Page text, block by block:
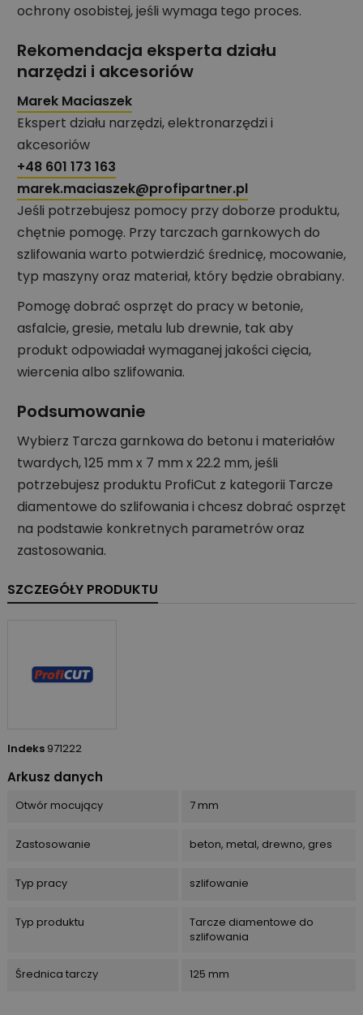
ochrony osobistej, jeśli wymaga tego proces.
Rekomendacja eksperta działu
narzędzi i akcesoriów
Marek Maciaszek
Ekspert działu narzędzi, elektronarzędzi i
akcesoriów
+48 601 173 163
marek.maciaszek@profipartner.pl
Jeśli potrzebujesz pomocy przy doborze produktu,
chętnie pomogę. Przy tarczach garnkowych do
szlifowania warto potwierdzić średnicę, mocowanie,
typ maszyny oraz materiał, który będzie obrabiany.
Pomogę dobrać osprzęt do pracy w betonie,
asfalcie, gresie, metalu lub drewnie, tak aby
produkt odpowiadał wymaganej jakości cięcia,
wiercenia albo szlifowania.
Podsumowanie
Wybierz Tarcza garnkowa do betonu i materiałów
twardych, 125 mm x 7 mm x 22.2 mm, jeśli
potrzebujesz produktu ProfiCut z kategorii Tarcze
diamentowe do szlifowania i chcesz dobrać osprzęt
na podstawie konkretnych parametrów oraz
zastosowania.
SZCZEGÓŁY PRODUKTU
Indeks 971222
Arkusz danych
Otwór mocujący 7 mm
Zastosowanie beton, metal, drewno, gres
Typ pracy szlifowanie
Typ produktu
Tarcze diamentowe do
szlifowania
Średnica tarczy 125 mm